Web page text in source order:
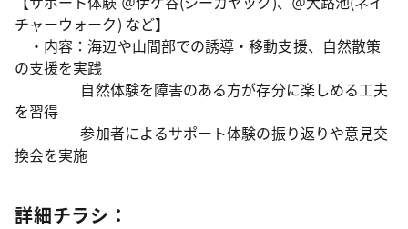
チャーウォーク) など】
・内容：海辺や山間部での誘導・移動支援、自然散策
の支援を実践
自然体験を障害のある方が存分に楽しめる工夫
を習得
参加者によるサポート体験の振り返りや意見交
換会を実施
詳細チラシ：